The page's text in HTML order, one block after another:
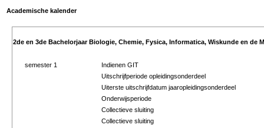
Academische kalender
2de en 3de Bachelorjaar Biologie, Chemie, Fysica, Informatica, Wiskunde en de
semester 1
Indienen GIT
Uitschrijfperiode opleidingsonderdeel
Uiterste uitschrijfdatum jaaropleidingsonderdeel
Onderwijsperiode
Collectieve sluiting
Collectieve sluiting